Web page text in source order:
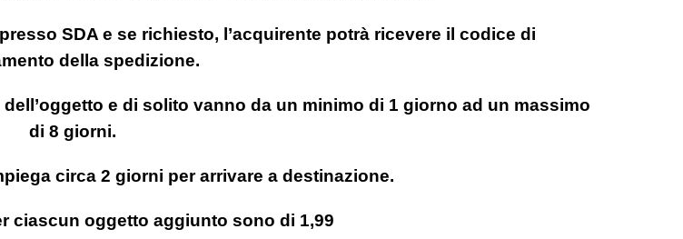
SDA e se richiesto, l’acquirente potrà ricevere il codice di
della spedizione.
e di solito vanno da un minimo di 1 giorno ad un massimo
di 8 giorni.
circa 2 giorni per arrivare a destinazione.
ciascun oggetto aggiunto sono di 1,99